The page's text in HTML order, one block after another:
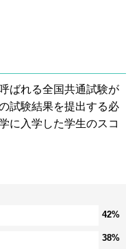
ばれる全国共通試験が
試験結果を提出する必
に入学した学生のスコ
42%
38%